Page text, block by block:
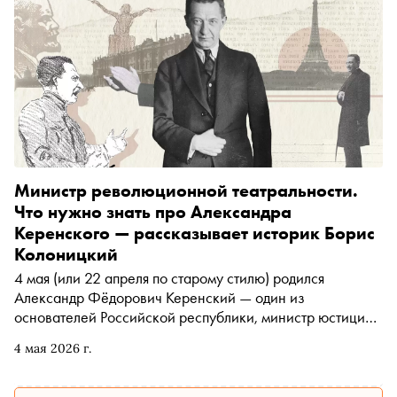
4 мая 2026 г.
Министр революционной театральности.
Что нужно знать про Александра
Керенского — рассказывает историк Борис
Колоницкий
4 мая (или 22 апреля по старому стилю) родился
Александр Фёдорович Керенский — один из
основателей Российской республики, министр юстиции,
председатель Временного правительства. С его именем